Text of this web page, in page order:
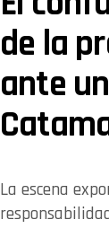
de la
ante
La escena